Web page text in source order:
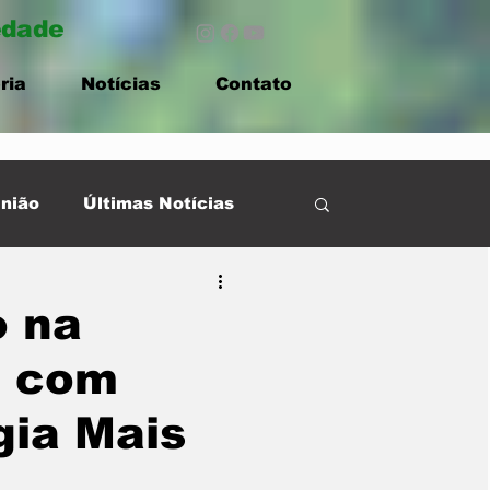
Notícias Contato
Últimas Notícias
na
com
Mais